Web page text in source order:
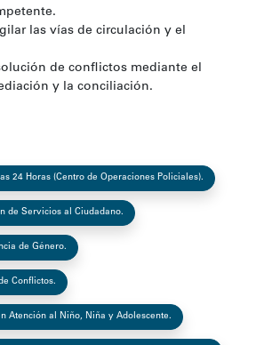
las vías de circulación y el
de conflictos mediante el
y la conciliación.
24 Horas (Centro de Operaciones Policiales).
de Servicios al Ciudadano.
de Género.
Conflictos.
Atención al Niño, Niña y Adolescente.